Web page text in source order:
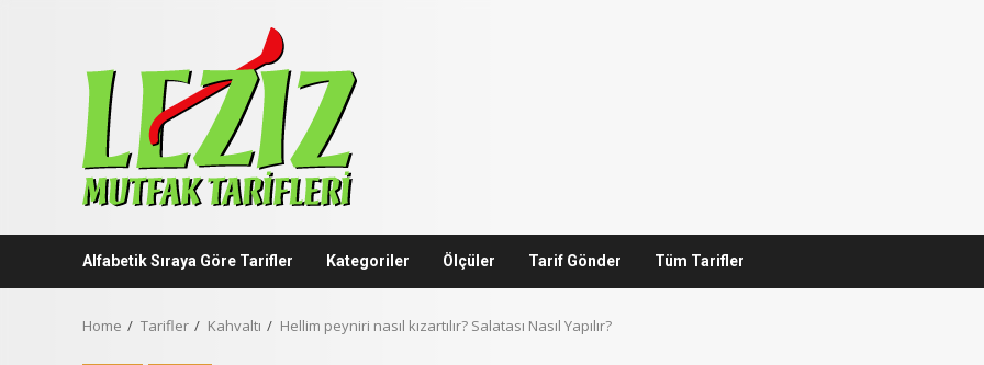
Alfabetik Sıraya Göre Tarifler Kategoriler Ölçüler Tarif Gönder Tüm Tarifler
Home Tarifler Kahvaltı Hellim peyniri nasıl kızartılır? Salatası Nasıl Yapılır?